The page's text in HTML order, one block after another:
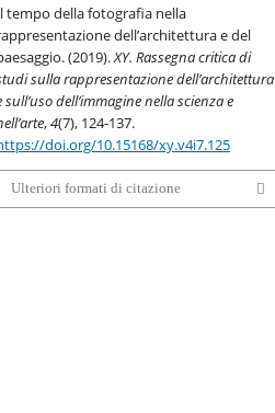
tempo della fotografia nella
dell’architettura e del
(2019).XY. Rassegna critica di
sulla rappresentazione dell’architettura
sull’uso dell’immagine nella scienza e
,4(7), 124-137.
doi.org/10.15168/xy.v4i7.125
Ulteriori formati di citazione